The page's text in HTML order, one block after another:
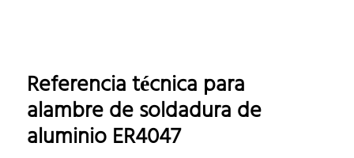
Referencia técnica para
alambre de soldadura de
aluminio ER4047